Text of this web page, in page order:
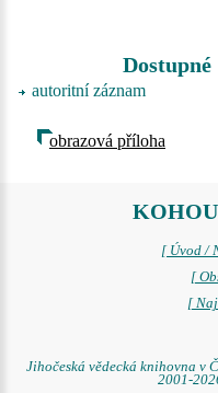
autoritní záznam
obrazová příloha
[ Úvod /
[
[
Jihočeská vědecká knihovna v
2001-